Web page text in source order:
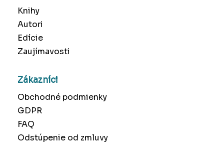
Knihy
Autori
Edície
Zaujímavosti
Zákazníci
Obchodné podmienky
GDPR
FAQ
Odstúpenie od zmluvy